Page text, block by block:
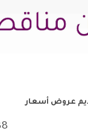
عروض أسعار